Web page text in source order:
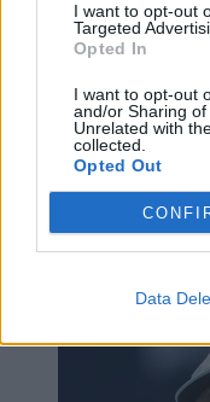
I want to opt-out
Targeted
Opted In
I want to opt-out
and/or Sharing
Unrelated with
collected.
Opted Out
Data